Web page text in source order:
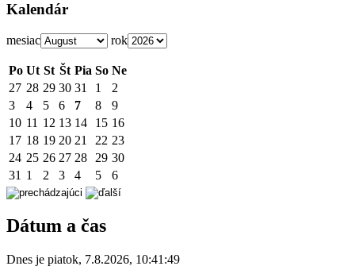
Kalendár
mesiac rok
Po Ut St Št Pia So Ne
27 28 29 30 31 1
2
3
4 5 6 7 8
9
10 11 12 13 14 15 16
17 18 19 20 21 22 23
24 25 26 27 28 29 30
31 1 2 3 4 5 6
Dátum a čas
Dnes je piatok, 7.8.2026, 10:41:49